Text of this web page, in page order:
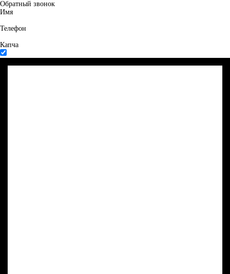
Обратный звонок
Имя
Телефон
Капча